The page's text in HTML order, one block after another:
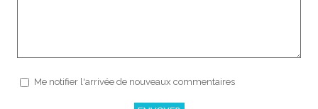
Me notifier l'arrivée de nouveaux commentaires